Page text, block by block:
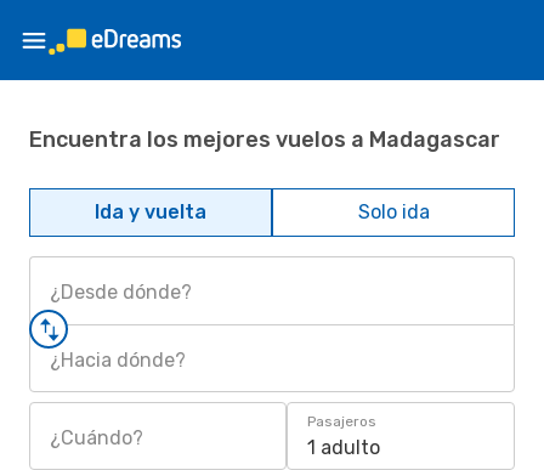
Encuentra los mejores vuelos a Madagascar
Ida y vuelta Solo ida
¿Desde dónde?
¿Hacia dónde?
¿Cuándo?
Pasajeros
1 adulto